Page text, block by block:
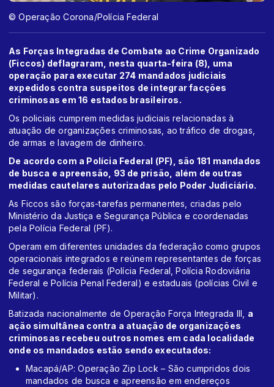
© Operação Corona/Polícia Federal
As Forças Integradas de Combate ao Crime Organizado
(Ficcos) deflagraram, nesta quarta-feira (8), uma
operação para executar 274 mandados judiciais
expedidos contra suspeitos de integrar facções
criminosas em 16 estados brasileiros.
Os policiais cumprem medidas judiciais relacionadas à
atuação de organizações criminosas, ao tráfico de drogas,
de armas e lavagem de dinheiro.
De acordo com a Polícia Federal (PF), são 181 mandados
de busca e apreensão, 93 de prisão, além de outras
medidas cautelares autorizadas pelo Poder Judiciário.
As Ficcos são forças-tarefas permanentes, criadas pelo
Ministério da Justiça e Segurança Pública e coordenadas
pela Polícia Federal (PF).
Operam em diferentes unidades da federação como grupos
operacionais integrados e reúnem representantes de forças
de segurança federais (Polícia Federal, Polícia Rodoviária
Federal e Polícia Penal Federal) e estaduais (polícias Civil e
Militar).
Batizada nacionalmente de Operação Força Integrada III, a
ação simultânea contra a atuação de organizações
criminosas recebeu outros nomes em cada localidade
onde os mandados estão sendo executados:
Macapá/AP: Operação Zip Lock – São cumpridos dois
mandados de busca e apreensão em endereços